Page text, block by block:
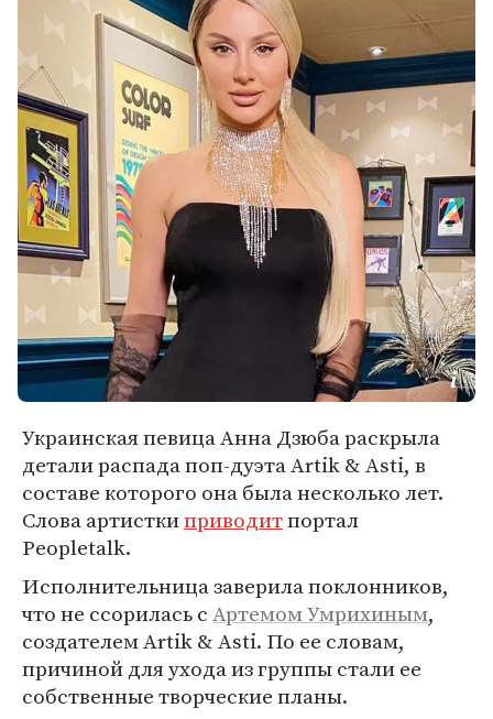
Украинская певица Анна Дзюба раскрыла
детали распада поп-дуэта Artik & Asti, в
составе которого она была несколько лет.
Слова артисткиприводитпортал
Peopletalk.
Исполнительница заверила поклонников,
что не ссорилась сАртемом Умрихиным,
создателем Artik & Asti. По ее словам,
причиной для ухода из группы стали ее
собственные творческие планы.